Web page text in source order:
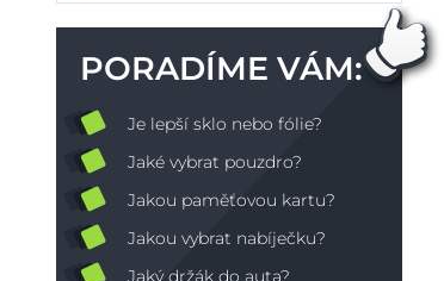
PORADÍME VÁM:
Je lepší sklo nebo fólie?
Jaké vybrat pouzdro?
Jakou paměťovou kartu?
Jakou vybrat nabíječku?
Jaký držák do auta?